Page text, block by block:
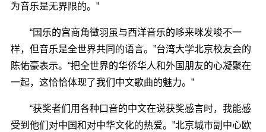
为音乐是无界限的。”
“国乐的宫商角徵羽虽与西洋音乐的哆来咪发唆不一
样，但音乐是全世界共同的语言。”台湾大学北京校友会的
陈佑豪表示。“把全世界的华侨华人和外国朋友的心凝聚在
一起，这恰恰体现了我们中文歌曲的魅力。”
“获奖者们用各种口音的中文在说获奖感言时，我能感
受到他们对中国和对中华文化的热爱。”北京城市副中心欧